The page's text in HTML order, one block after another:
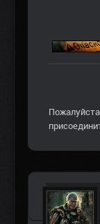
Пожалуйста